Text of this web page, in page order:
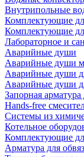
Внутрипольные
Комплектующие
Комплектующие
Лабораторное и
Аварийные души
Аварийные души
Аварийные души
Аварийные души
Запорная
Hands-free
Системы из
Котельное
Комплектующие
Арматура для